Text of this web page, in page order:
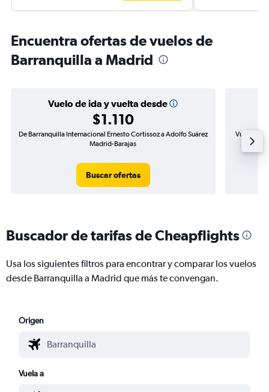
Encuentra ofertas de vuelos de
Barranquilla a Madrid
Vuelo de ida y vuelta desde
$1.110
De Barranquilla Internacional Ernesto Cortissoz a Adolfo Suárez
Madrid-Barajas
Buscar ofertas
Vuelo de
Buscador de tarifas de Cheapflights
Usa los siguientes filtros para encontrar y comparar los vuelos
desde Barranquilla a Madrid que más te convengan.
Origen
Vuela a